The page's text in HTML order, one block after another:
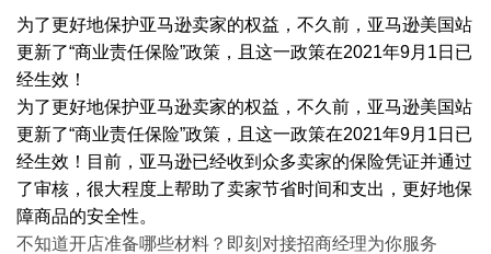
为了更好地保护亚马逊卖家的权益，不久前，亚马逊美国站
更新了“商业责任保险”政策，且这一政策在2021年9月1日已
经生效！
为了更好地保护亚马逊卖家的权益，不久前，亚马逊美国站
更新了“商业责任保险”政策，且这一政策在2021年9月1日已
经生效！目前，亚马逊已经收到众多卖家的保险凭证并通过
了审核，很大程度上帮助了卖家节省时间和支出，更好地保
障商品的安全性。
不知道开店准备哪些材料？即刻对接招商经理为你服务